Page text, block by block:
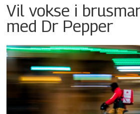
Vil vokse i
med Dr Pepper